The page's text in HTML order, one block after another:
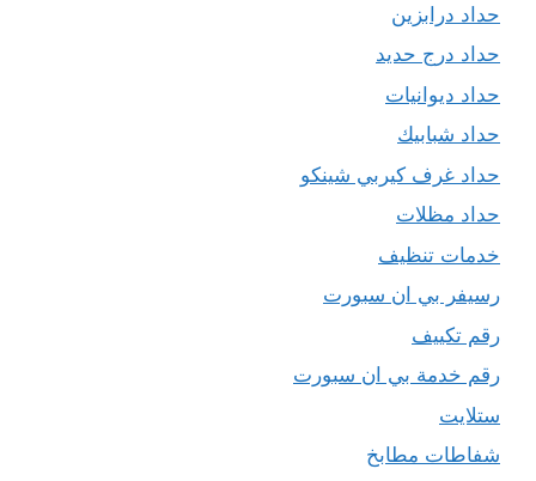
حداد درابزين
حداد درج حديد
حداد ديوانيات
حداد شبابيك
حداد غرف كيربي شينكو
حداد مظلات
خدمات تنظيف
رسيفر بي ان سبورت
رقم تكييف
رقم خدمة بي ان سبورت
ستلايت
شفاطات مطابخ